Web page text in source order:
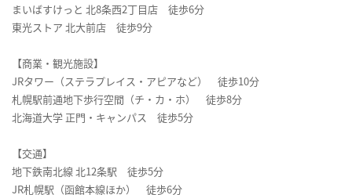
まいばすけっと 北8条西2丁目店 徒歩6分
東光ストア 北大前店 徒歩9分
【商業・観光施設】
JRタワー（ステラプレイス・アピアなど） 徒歩10分
札幌駅前通地下歩行空間（チ・カ・ホ） 徒歩8分
北海道大学 正門・キャンパス 徒歩5分
【交通】
地下鉄南北線 北12条駅 徒歩5分
JR札幌駅（函館本線ほか） 徒歩6分